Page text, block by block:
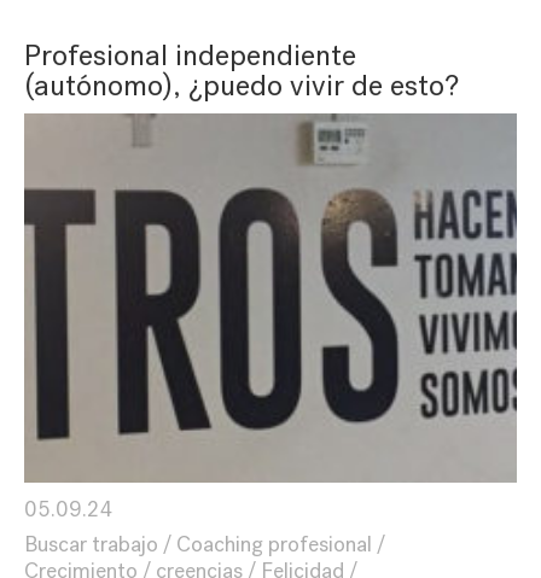
Profesional independiente
(autónomo), ¿puedo vivir de esto?
05.09.24
Buscar trabajo
Coaching profesional
Crecimiento
creencias Felicidad